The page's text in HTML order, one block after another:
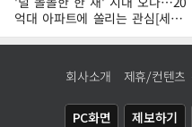
억대 아파트에 쏠리는 관심[세제
개편, 그 이후②]
회사소개 제휴/컨텐츠
PC화면 제보하기